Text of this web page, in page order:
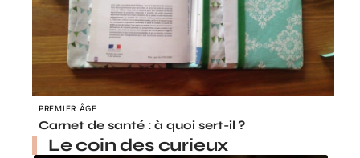
PREMIER ÂGE
Carnet de santé : à quoi sert-il ?
Le coin des curieux